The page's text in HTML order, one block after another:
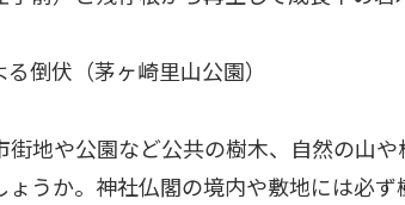
倒伏（茅ヶ崎里山公園）
地や公園など公共の樹木、自然の山や
うか。神社仏閣の境内や敷地には必